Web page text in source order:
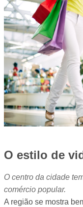
O estilo de
O centro da cidade
comércio popular.
A região se mostra